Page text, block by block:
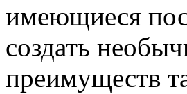
имеющиеся
создать
преимуществ